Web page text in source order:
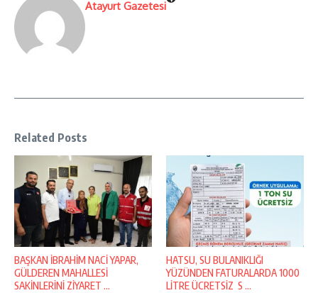
Atayurt Gazetesi
Related Posts
BAŞKAN İBRAHİM NACİ YAPAR,
GÜLDEREN MAHALLESİ
SAKİNLERİNİ ZİYARET ...
HATSU, SU BULANIKLIĞI
YÜZÜNDEN FATURALARDA 1000
LİTRE ÜCRETSİZ S ...